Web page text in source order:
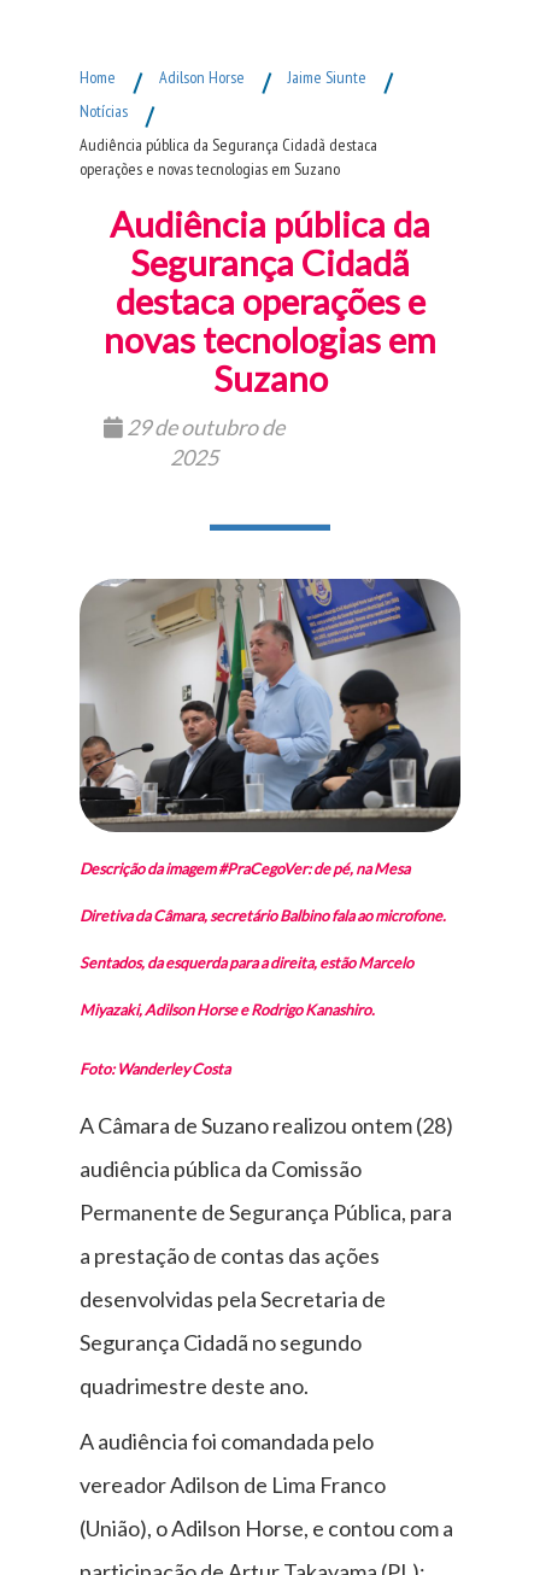
Home / Adilson Horse / Jaime Siunte /
Notícias /
Audiência pública da Segurança Cidadã destaca
operações e novas tecnologias em Suzano
Audiência pública da
Segurança Cidadã
destaca operações e
novas tecnologias em
Suzano
29 de outubro de
2025
Descrição da imagem #PraCegoVer: de pé, na Mesa
Diretiva da Câmara, secretário Balbino fala ao microfone.
Sentados, da esquerda para a direita, estão Marcelo
Miyazaki, Adilson Horse e Rodrigo Kanashiro.
Foto: Wanderley Costa
A Câmara de Suzano realizou ontem (28)
audiência pública da Comissão
Permanente de Segurança Pública, para
a prestação de contas das ações
desenvolvidas pela Secretaria de
Segurança Cidadã no segundo
quadrimestre deste ano.
A audiência foi comandada pelo
vereador Adilson de Lima Franco
(União), o Adilson Horse, e contou com a